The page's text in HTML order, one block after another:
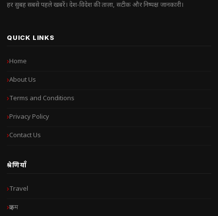
हर सुबह सबसे पहले खबरें। देश-विदेश की ताज़ा, सटीक और निष्पक्ष जानकारी।
QUICK LINKS
Home
About Us
Terms and Conditions
Privacy Policy
Contact Us
श्रेणियाँ
Travel
क्राइम